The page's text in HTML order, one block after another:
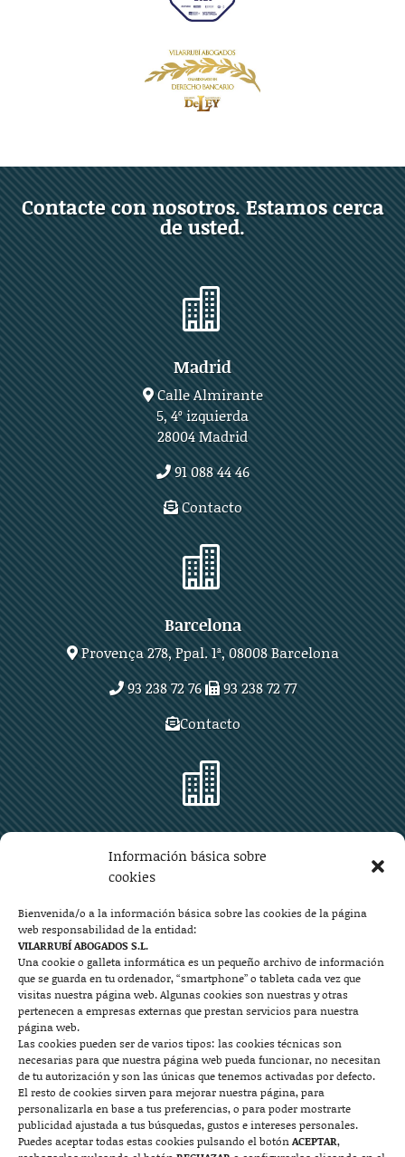
Información básica sobre
cookies
Bienvenida/o a la información básica sobre las cookies de la página
web responsabilidad de la entidad:
VILARRUBÍ ABOGADOS S.L.
Una cookie o galleta informática es un pequeño archivo de información
que se guarda en tu ordenador, “smartphone” o tableta cada vez que
visitas nuestra página web. Algunas cookies son nuestras y otras
pertenecen a empresas externas que prestan servicios para nuestra
página web.
Las cookies pueden ser de varios tipos: las cookies técnicas son
necesarias para que nuestra página web pueda funcionar, no necesitan
de tu autorización y son las únicas que tenemos activadas por defecto.
El resto de cookies sirven para mejorar nuestra página, para
personalizarla en base a tus preferencias, o para poder mostrarte
publicidad ajustada a tus búsquedas, gustos e intereses personales.
Puedes aceptar todas estas cookies pulsando el botónACEPTAR,
Contacte con nosotros. Estamos cerca
de usted.

Madrid
Calle Almirante
5, 4º izquierda
28004 Madrid
91 088 44 46
Contacto

Barcelona
Provença 278, Ppal. 1ª, 08008 Barcelona
93 238 72 76
93 238 72 77
Contacto

Plaza Aragón 10, planta 11ª, 50004 Zaragoza
Contacto

Mallorca
Josep Pla, n°6, 07400 Alcudia (Mallorca)
722 131 870
Contacto